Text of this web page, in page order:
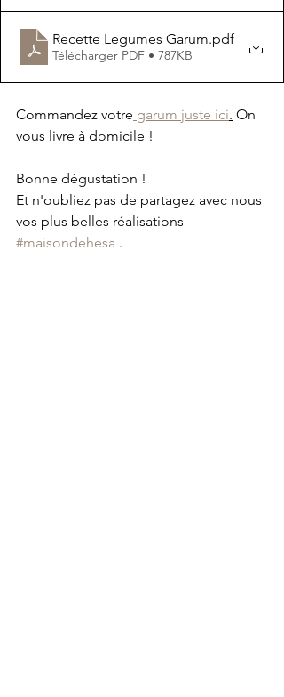
Recette Legumes Garum.pdf
Télécharger PDF • 787KB
Commandez votre garum juste ici. On
vous livre à domicile !
Bonne dégustation !
Et n'oubliez pas de partagez avec nous
vos plus belles réalisations
#maisondehesa .